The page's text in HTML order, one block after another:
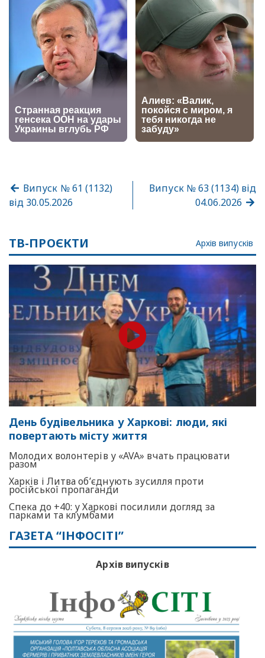
Випуск № 61 (1132)
від 30.05.2026
Випуск № 63 (1134) від
04.06.2026
ТВ-ПРОЄКТИ Архів випусків
День будівельника у Харкові: люди, які
повертають місту життя
Молодих волонтерів у «AVA» вчать працювати
разом
Харків і Литва об’єднують зусилля проти
російської пропаганди
Спека до +40: у Харкові посилили догляд за
парками та клумбами
ГАЗЕТА “ІНФОСІТІ”
Архів випусків